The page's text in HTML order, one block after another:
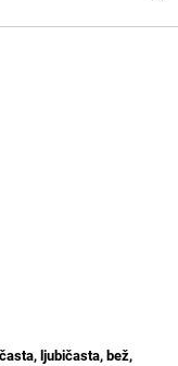
ljubičasta, bež,